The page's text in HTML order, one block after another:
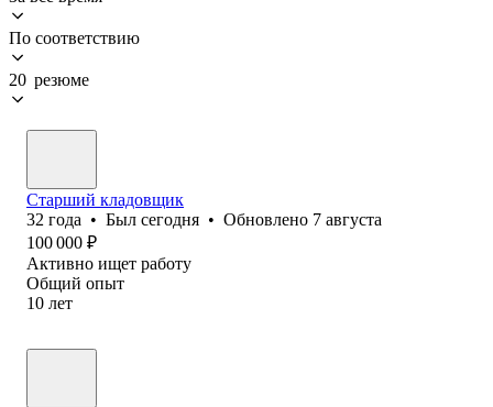
По соответствию
20 резюме
Старший кладовщик
32 года • Был сегодня • Обновлено 7 августа
100 000 ₽
Активно ищет работу
Общий опыт
10 лет